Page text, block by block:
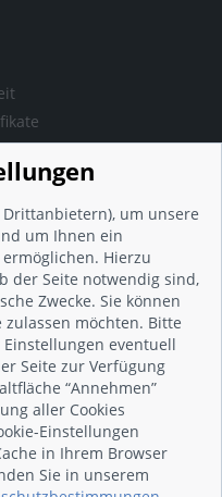
um unsere
um Ihnen ein
Hierzu
der Seite notwendig sind,
Zwecke. Sie können
möchten. Bitte
Einstellungen eventuell
Seite zur Verfügung
“Annehmen”
aller Cookies
Einstellungen
in Ihrem Browser
Sie in unserem